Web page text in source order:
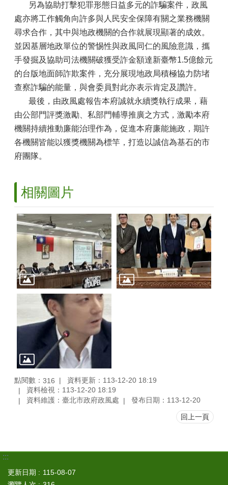
另為協助打擊犯罪形態日益多元的詐騙案件，政風
處亦將工作觸角向許多與人民安全保障有關之業務機關
尋求合作，其中與地政機關的合作就展現顯著的成效。
並因基層地政單位的警惕性與政風同仁的風險意識，攜
手發掘及協助司法機關破獲受詐金額達新臺幣1.5億餘元
的台版地面師詐欺案件，充分展現地政局積極協力防堵
查察詐騙的能量，與會委員對此亦表示肯定及讚許。
最後，由政風處報告本府誠就永續獎執行成果，藉
由公部門評獎激勵、私部門輔導推廣之方式，激勵本府
機關持續推動廉能治理作為，促進本府廉能施政，期許
各機關皆能以獲獎機關為標竿，打造以誠信為基石的市
府團隊。
相關圖片
點閱數： 316
資料更新：113-12-20 18:19
資料檢視：113-12-20 18:19
資料維護：臺北市政府政風處
發布日期：113-12-20
回上一頁
:::
更新日期
115-08-07